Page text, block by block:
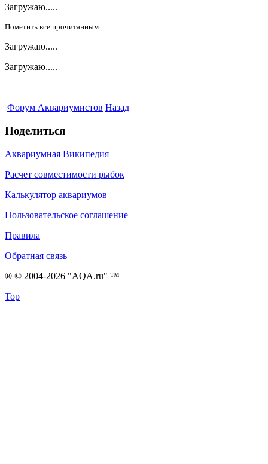
Загружаю.....
Пометить все прочитанным
Загружаю.....
Загружаю.....
Форум Аквариумистов Назад
Поделиться
Аквариумная Википедия
Расчет совместимости рыбок
Калькулятор аквариумов
Пользовательское соглашение
Правила
Обратная связь
® © 2004-2026 "AQA.ru" ™
Top